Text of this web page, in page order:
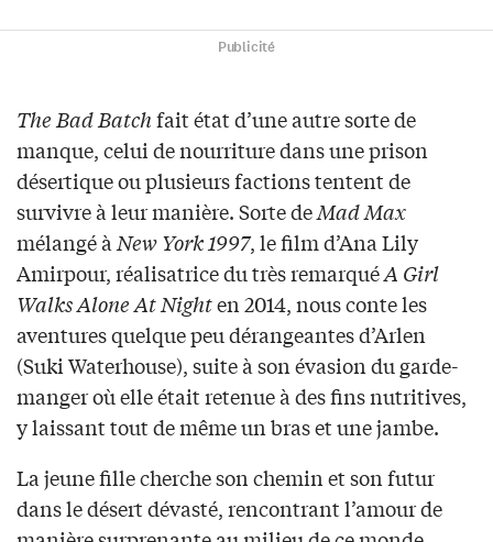
Publicité
The Bad Batchfait état d’une autre sorte de
manque, celui de nourriture dans une prison
désertique ou plusieurs factions tentent de
survivre à leur manière. Sorte deMad Max
mélangé à New York 1997, le film d’Ana Lily
Amirpour, réalisatrice du très remarquéA Girl
Walks Alone At Nighten 2014, nous conte les
aventures quelque peu dérangeantes d’Arlen
(Suki Waterhouse), suite à son évasion du garde-
manger où elle était retenue à des fins nutritives,
y laissant tout de même un bras et une jambe.
La jeune fille cherche son chemin et son futur
dans le désert dévasté, rencontrant l’amour de